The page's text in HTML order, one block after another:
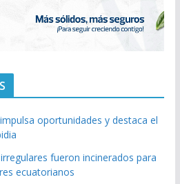
oportunidades y destaca el
fueron incinerados para
ecuatorianos